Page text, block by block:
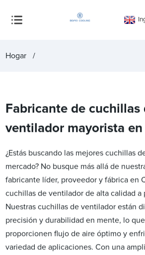
Hogar
Fabricante de cuchillas
ventilador mayorista en
¿Estás buscando las mejores cuchillas
mercado? No busque más allá de
fabricante líder, proveedor y fábrica en
cuchillas de ventilador de alta calidad a
Nuestras cuchillas de ventilador están
precisión y durabilidad en mente, lo
proporcionen flujo de aire óptimo y
variedad de aplicaciones. Con una